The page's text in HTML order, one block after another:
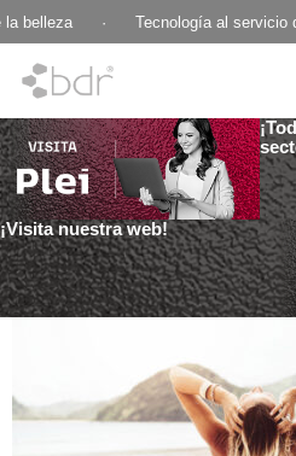
belleza Tecnología al servicio
¡Visita nuestra web!